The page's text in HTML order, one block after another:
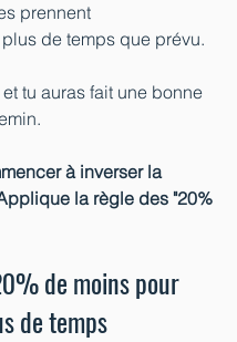
prennent
plus de temps que prévu.
tu auras fait une bonne
à inverser la
la règle des "20%
de moins pour
de temps